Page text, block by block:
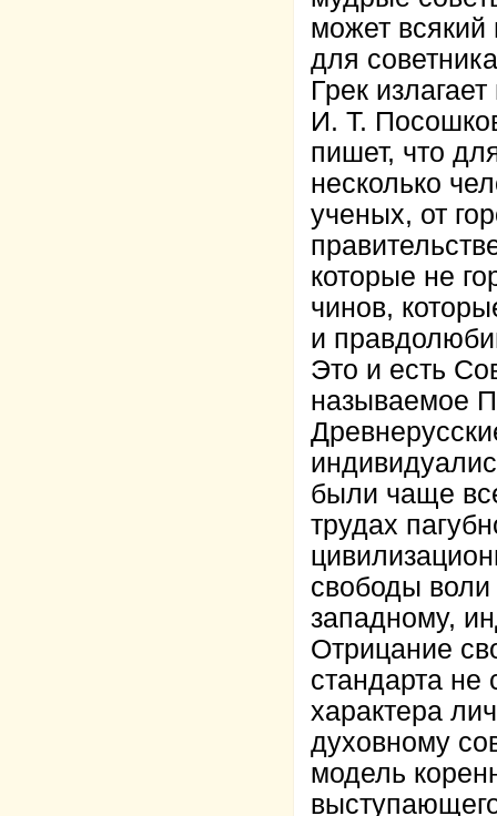
может
для
Грек
И. Т.
пишет, что
несколько
ученых, от
которые не
чинов,
и
Это и есть
называемое
были чаще
трудах
свободы воли
западному,
Отрицание
стандарта не
характера
духовному
модель